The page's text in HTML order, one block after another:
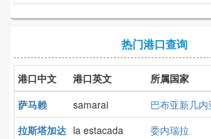
热门港口查询
港口中文 港口英文 所属国家
萨马赖
samarai 巴布亚新几内
拉斯塔加达 la estacada 委内瑞拉